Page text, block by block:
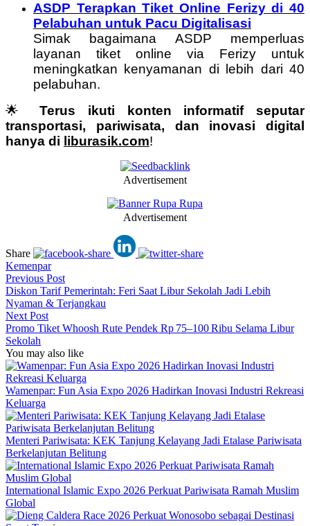
ASDP Terapkan Tiket Online Ferizy di 40
Pelabuhan untuk Pacu Digitalisasi
Simak bagaimana ASDP memperluas
layanan tiket online via Ferizy untuk
meningkatkan kenyamanan di lebih dari 40
pelabuhan.
🌟Terus ikuti konten informatif seputar
transportasi, pariwisata, dan inovasi digital
hanya di liburasik.com!
Advertisement
Advertisement
Share
Kemenpar
Previous Post
Diskon Tarif Pemerintah: Feri Saat Libur Sekolah Jadi Lebih
Nyaman & Terjangkau
Next Post
Promo Tiket Whoosh Rute Pendek Rp 75–100 Ribu Selama Libur
Sekolah
You may also like
Wamenpar: Fun Asia Expo 2026 Hadirkan Inovasi Industri Rekreasi
Keluarga
Menteri Pariwisata: KEK Tanjung Kelayang Jadi Etalase Pariwisata
Berkelanjutan Belitung
International Islamic Expo 2026 Perkuat Pariwisata Ramah Muslim
Global